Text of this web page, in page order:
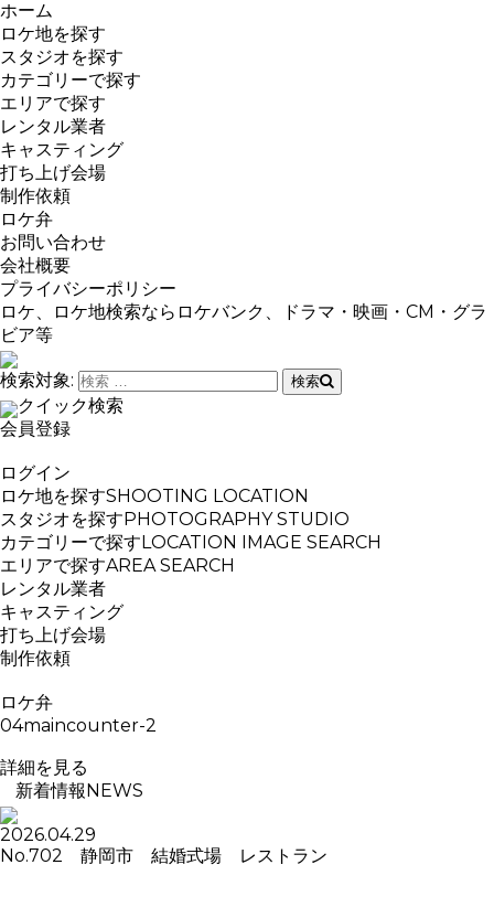
ホーム
ロケ地を探す
スタジオを探す
カテゴリーで探す
エリアで探す
レンタル業者
キャスティング
打ち上げ会場
制作依頼
ロケ弁
お問い合わせ
会社概要
プライバシーポリシー
ロケ、ロケ地検索ならロケバンク、ドラマ・映画・CM・グラ
ビア等
検索対象: 検索
クイック検索
会員登録
ログイン
ロケ地を探すSHOOTING LOCATION
スタジオを探すPHOTOGRAPHY STUDIO
カテゴリーで探すLOCATION IMAGE SEARCH
エリアで探すAREA SEARCH
レンタル業者
キャスティング
打ち上げ会場
制作依頼
ロケ弁
04maincounter-2
詳細を見る
新着情報NEWS
2026.04.29
No.702 静岡市 結婚式場 レストラン